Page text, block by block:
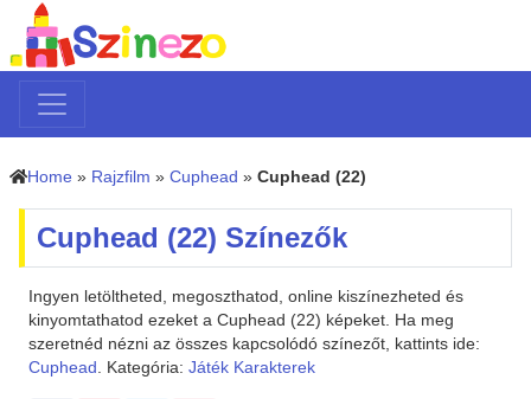
Home » Rajzfilm » Cuphead » Cuphead (22)
Cuphead (22) Színezők
Ingyen letöltheted, megoszthatod, online kiszínezheted és
kinyomtathatod ezeket a Cuphead (22) képeket. Ha meg
szeretnéd nézni az összes kapcsolódó színezőt, kattints ide:
Cuphead . Kategória: Játék Karakterek